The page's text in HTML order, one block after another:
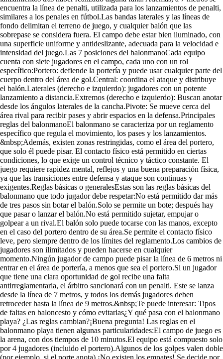
encuentra la línea de penalti, utilizada para los lanzamientos de penalti,
similares a los penales en fútbol.Las bandas laterales y las líneas de
fondo delimitan el terreno de juego, y cualquier balón que las
sobrepase se considera fuera. El campo debe estar bien iluminado, con
una superficie uniforme y antideslizante, adecuada para la velocidad e
intensidad del juego.Las 7 posiciones del balonmanoCada equipo
cuenta con siete jugadores en el campo, cada uno con un rol
específico:Portero: defiende la portería y puede usar cualquier parte del
cuerpo dentro del área de gol.Central: coordina el ataque y distribuye
el balón.Laterales (derecho e izquierdo): jugadores con un potente
lanzamiento a distancia.Extremos (derecho e izquierdo): Buscan anotar
desde los ángulos laterales de la cancha.Pivote: Se mueve cerca del
área rival para recibir pases y abrir espacios en la defensa.Principales
reglas del balonmanoEl balonmano se caracteriza por un reglamento
específico que regula el movimiento, los pases y los lanzamientos.
&nbsp;Además, existen zonas restringidas, como el área del portero,
que solo él puede pisar. El contacto físico está permitido en ciertas
condiciones, lo que exige un control técnico y táctico constante. El
juego requiere rapidez mental, reflejos y una buena preparación física,
ya que las transiciones entre defensa y ataque son continuas y
exigentes.Reglas básicas o generalesEstas son las reglas básicas del
balonmano que todo jugador debe respetar:No está permitido dar más
de tres pasos sin botar el balón.Solo se permite un bote; después hay
que pasar o lanzar el balón.No está permitido sujetar, empujar o
golpear a un rival.El balón solo puede tocarse con las manos, excepto
en el caso del portero dentro de su área.Se permite el contacto físico
leve, pero siempre dentro de los límites del reglamento.Los cambios de
jugadores son ilimitados y pueden hacerse en cualquier
momento.Ningún jugador de campo puede pisar la línea de 6 metros ni
entrar en el área de portería, a menos que sea el portero.Si un jugador
que tiene una clara oportunidad de gol recibe una falta
antirreglamentaria, el árbitro sancionará con un penalti. Este se lanza
desde la línea de 7 metros, y todos los demás jugadores deben
retroceder hasta la línea de 9 metros.&nbsp;Te puede interesar: Tipos
de faltas en baloncesto y cómo evitarlas¿Y qué pasa con el balonmano
playa? ¿Las reglas cambian?¡Buena pregunta! Las reglas en el
balonmano playa tienen algunas particularidades:El campo de juego es
la arena, con dos tiempos de 10 minutos.El equipo está compuesto solo
por 4 jugadores (incluido el portero).Algunos de los golpes valen doble